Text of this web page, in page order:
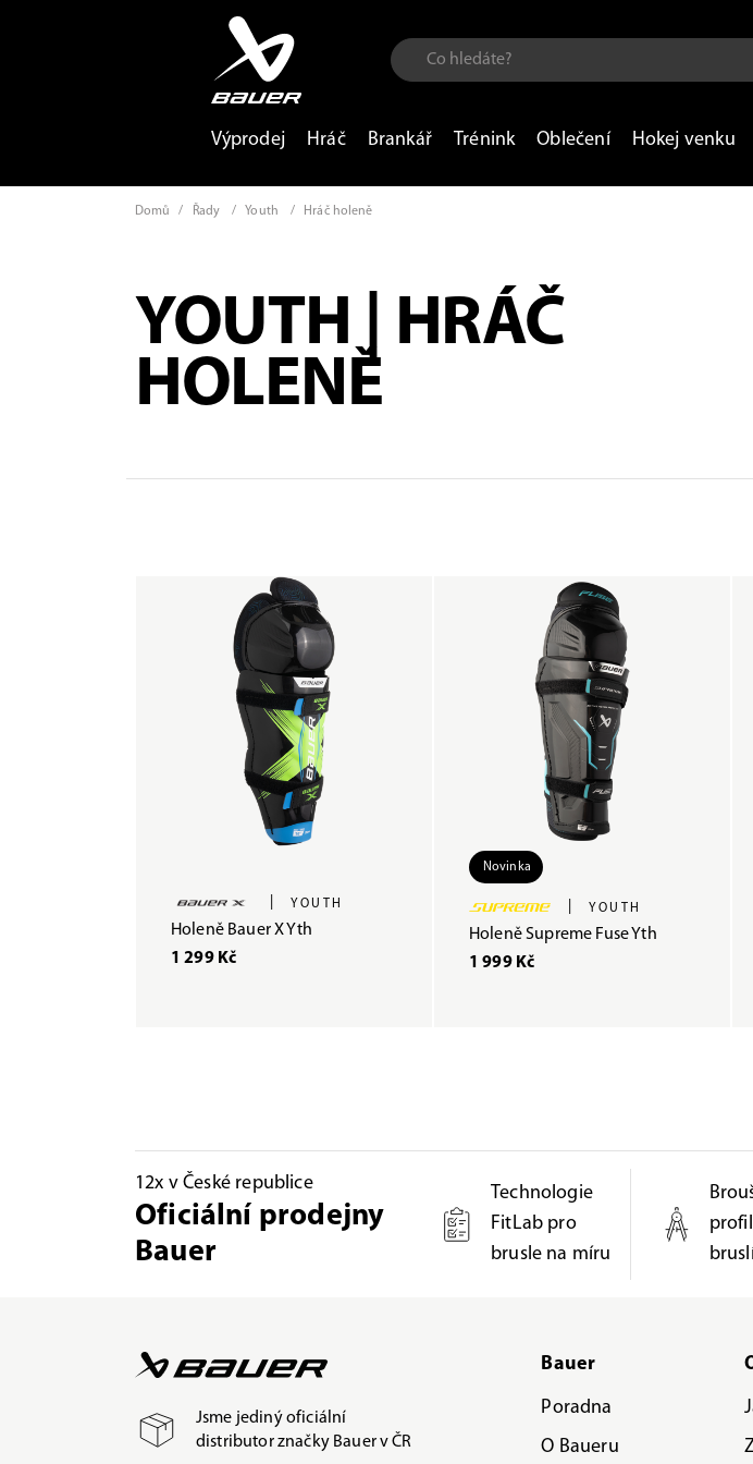
Výprodej Hráč Brankář Trénink Oblečení Hokej venku
Domů / Řady / Youth / Hráč holeně
YOUTH | HRÁČ
HOLENĚ
YOUTH
Holeně Bauer X Yth
1 299 Kč
Novinka
YOUTH
Holeně Supreme Fuse Yth
1 999 Kč
12x v České republice
Oficiální prodejny
Bauer
Technologie
FitLab pro
brusle na míru
Jsme jediný oficiální
distributor značky Bauer v ČR
Bauer
Poradna
O Baueru